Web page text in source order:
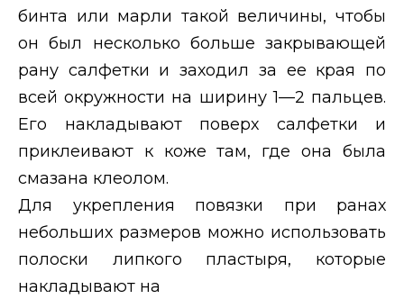
бинта или марли такой величины, чтобы
он был несколько больше закрывающей
рану салфетки и заходил за ее края по
всей окружности на ширину 1—2 пальцев.
Его накладывают поверх салфетки и
приклеивают к коже там, где она была
смазана клеолом.
Для укрепления повязки при ранах
небольших размеров можно использовать
полоски липкого пластыря, которые
накладывают на